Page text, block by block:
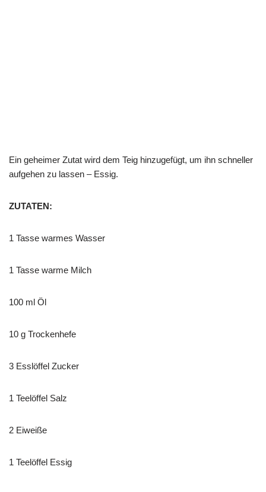
Ein geheimer Zutat wird dem Teig hinzugefügt, um ihn schneller
aufgehen zu lassen – Essig.
ZUTATEN:
1 Tasse warmes Wasser
1 Tasse warme Milch
100 ml Öl
10 g Trockenhefe
3 Esslöffel Zucker
1 Teelöffel Salz
2 Eiweiße
1 Teelöffel Essig